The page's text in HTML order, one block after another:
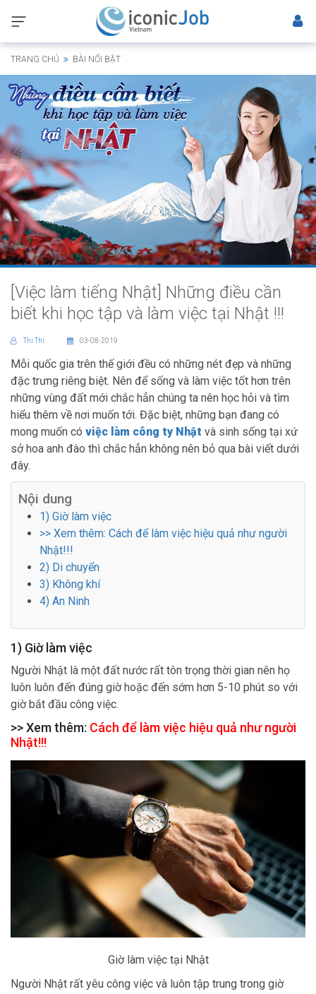
TRANG CHỦ BÀI NỔI BẬT
[Việc làm tiếng Nhật] Những điều cần
biết khi học tập và làm việc tại Nhật !!!
Thi Thi 03-08-2019
Mỗi quốc gia trên thế giới đều có những nét đẹp và những
đặc trưng riêng biệt. Nên để sống và làm việc tốt hơn trên
những vùng đất mới chắc hẳn chúng ta nên học hỏi và tìm
hiểu thêm về nơi muốn tới. Đặc biệt, những bạn đang có
mong muốn có việc làm công ty Nhật và sinh sống tại xứ
sở hoa anh đào thì chắc hẳn không nên bỏ qua bài viết dưới
đây.
Nội dung
1) Giờ làm việc
>> Xem thêm: Cách để làm việc hiệu quả như người
Nhật!!!
2) Di chuyển
3) Không khí
4) An Ninh
1) Giờ làm việc
Người Nhật là một đất nước rất tôn trọng thời gian nên họ
luôn luôn đến đúng giờ hoặc đến sớm hơn 5-10 phút so với
giờ bắt đầu công việc.
>> Xem thêm: Cách để làm việc hiệu quả như người
Nhật!!!
Giờ làm việc tại Nhật
Người Nhật rất yêu công việc và luôn tập trung trong giờ